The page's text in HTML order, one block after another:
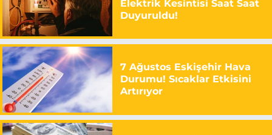
Elektrik Kesintisi Saat Saat
Duyuruldu!
7 Ağustos Eskişehir Hava
Durumu! Sıcaklar Etkisini
Artırıyor